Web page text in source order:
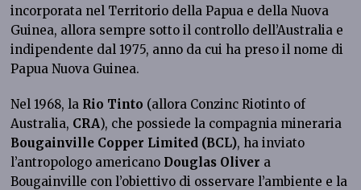
incorporata nel Territorio della Papua e della Nuova
Guinea, allora sempre sotto il controllo dell’Australia e
indipendente dal 1975, anno da cui ha preso il nome di
Papua Nuova Guinea.
Nel 1968, la Rio Tinto (allora Conzinc Riotinto of
Australia, CRA), che possiede la compagnia mineraria
Bougainville Copper Limited (BCL), ha inviato
l’antropologo americano Douglas Oliver a
Bougainville con l’obiettivo di osservare l’ambiente e la